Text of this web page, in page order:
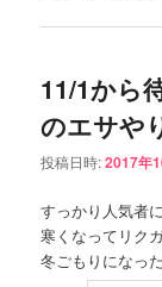
11/1から
のエサや
投稿日時:2017年
すっかり人気者
寒くなってリク
冬ごもりになっ